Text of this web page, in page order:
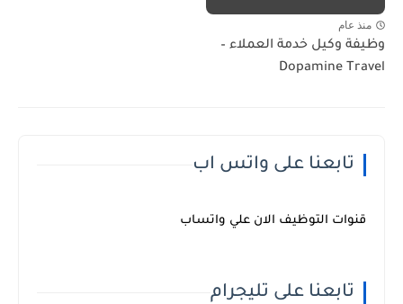
منذ عام
وظيفة وكيل خدمة العملاء –
Dopamine Travel
تابعنا على واتس اب
قنوات التوظيف الان علي واتساب
تابعنا على تليجرام